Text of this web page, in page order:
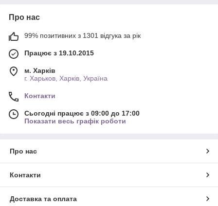
Про нас
99% позитивних з 1301 відгука за рік
Працює з 19.10.2015
м. Харків
г. Харьков, Харків, Україна
Контакти
Сьогодні працює з 09:00 до 17:00
Показати весь графік роботи
Про нас
Контакти
Доставка та оплата